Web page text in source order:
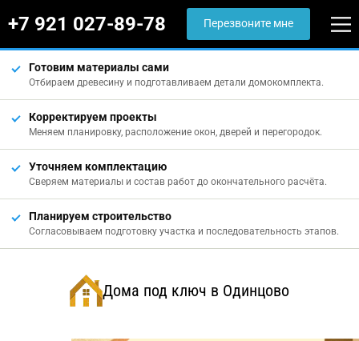
+7 921 027-89-78 Перезвоните мне
Готовим материалы сами
Отбираем древесину и подготавливаем детали домокомплекта.
Корректируем проекты
Меняем планировку, расположение окон, дверей и перегородок.
Уточняем комплектацию
Сверяем материалы и состав работ до окончательного расчёта.
Планируем строительство
Согласовываем подготовку участка и последовательность этапов.
Дома под ключ в Одинцово